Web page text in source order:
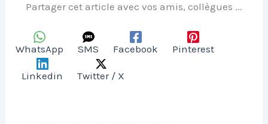
Partager cet article avec vos amis, collègues ...
WhatsApp SMS Facebook Pinterest
Linkedin Twitter / X